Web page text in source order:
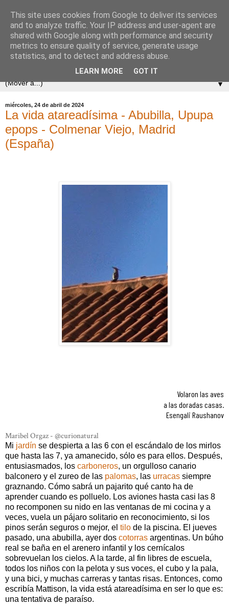
▼
miércoles, 24 de abril de 2024
La vida atareadísima - Abubilla, Upupa
epops - Colmenar Viejo, Madrid
(España)
Volaron las aves
a las doradas casas.
Esengali Raushanov
Maribel Orgaz - @curionatural
Mi jardín se despierta a las 6 con el escándalo de los mirlos
que hasta las 7, ya amanecido, sólo es para ellos. Después,
entusiasmados, los carboneros, un orgulloso canario
balconero y el zureo de las palomas, las urracas siempre
graznando. Cómo sabrá un pajarito qué canto ha de
aprender cuando es polluelo. Los aviones hasta casi las 8
no recomponen su nido en las ventanas de mi cocina y a
veces, vuela un pájaro solitario en reconocimiento, si los
pinos serán seguros o mejor, el tilo de la piscina. El jueves
pasado, una abubilla, ayer dos cotorras argentinas. Un búho
real se baña en el arenero infantil y los cernícalos
sobrevuelan los cielos. A la tarde, al fin libres de escuela,
todos los niños con la pelota y sus voces, el cubo y la pala,
y una bici, y muchas carreras y tantas risas. Entonces, como
escribía Mattison, la vida está atareadísima en ser lo que es:
una tentativa de paraíso.
This site uses cookies from Google to deliver its services
and to analyze traffic. Your IP address and user-agent are
shared with Google along with performance and security
metrics to ensure quality of service, generate usage
statistics, and to detect and address abuse.
LEARN MORE GOT IT